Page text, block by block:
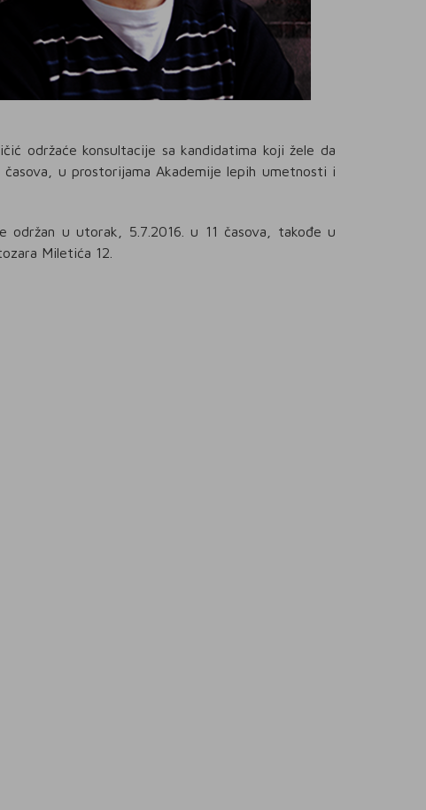
održaće konsultacije sa kandidatima koji žele da
u prostorijama Akademije lepih umetnosti i
održan u utorak, 5.7.2016. u 11 časova, takođe u
Miletića 12.